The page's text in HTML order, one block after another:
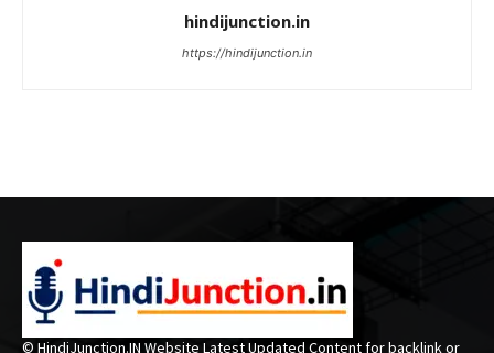
hindijunction.in
https://hindijunction.in
© HindiJunction.IN Website Latest Updated Content for backlink or